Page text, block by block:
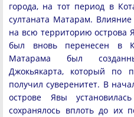
города, на тот период в
султаната Матарам. Влияние
на всю территорию острова
был вновь перенесен в
Матарама был
Джокьякарта, который по
получил суверенитет. В
острове Явы
сохранялось вплоть до их